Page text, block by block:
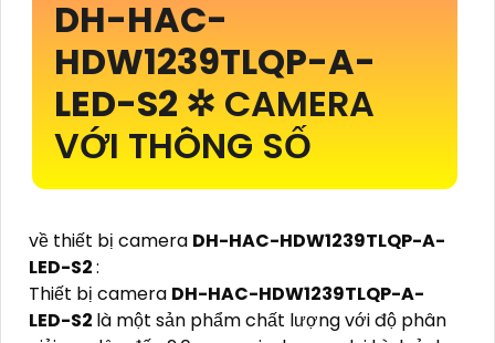
DH-HAC-
HDW1239TLQP-A-
LED-S2 ✲ CAMERA
VỚI THÔNG SỐ
về thiết bị camera DH-HAC-HDW1239TLQP-A-
LED-S2:
Thiết bị camera DH-HAC-HDW1239TLQP-A-
LED-S2 là một sản phẩm chất lượng với độ phân